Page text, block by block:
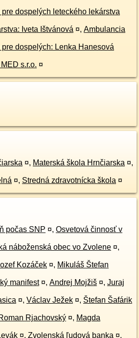
dospelých leteckého lekárstva
Iveta Ištvánová ¤, Ambulancia
dospelých: Lenka Hanesová
s.r.o. ¤
¤, Materská škola Hrnčiarska ¤,
¤, Stredná zdravotnícka škola ¤
počas SNP ¤, Osvetová činnosť v
náboženská obec vo Zvolene ¤,
Kozáček ¤, Mikuláš Štefan
manifest ¤, Andrej Mojžiš ¤, Juraj
¤, Václav Ježek ¤, Štefan Šafárik
Rjachovský ¤, Magda
¤, Zvolenská ľudová banka ¤,